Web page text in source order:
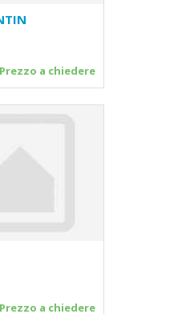
Prezzo a chiedere
Prezzo a chiedere